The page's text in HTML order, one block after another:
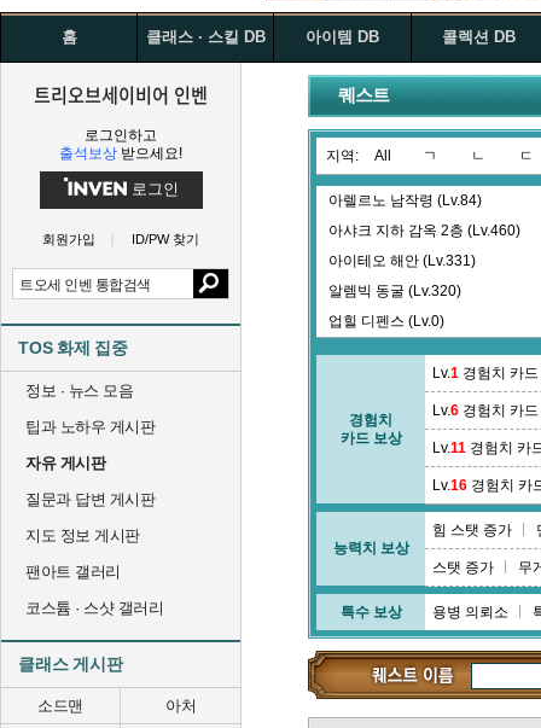
홈 클래스 · 스킬 DB 아이템 DB 콜렉션 DB
트리오브세이비어 인벤
로그인하고
출석보상 받으세요!
로그인
회원가입 ID/PW 찾기
TOS 화제 집중
정보 · 뉴스 모음
팁과 노하우 게시판
자유 게시판
질문과 답변 게시판
지도 정보 게시판
팬아트 갤러리
코스튬 · 스샷 갤러리
클래스 게시판
소드맨
아처
퀘스트
지역: All ㄱ ㄴ ㄷ
아렐르노 남작령 (Lv.84)
아샤크 지하 감옥 2층 (Lv.460)
아이테오 해안 (Lv.331)
알렘빅 동굴 (Lv.320)
업힐 디펜스 (Lv.0)
에페로타오 해안 (Lv.335)
여신상 수호 (Lv.0)
오르샤 (Lv.0)
왕릉 2층 (Lv.84)
왕릉 5층 (Lv.93)
왕릉 미션 (Lv.0)
외성벽 제 11구역 (Lv.391)
외성벽 제 15구역 (Lv.404)
요나엘 기념구 (Lv.295)
은둔자의 통로 (Lv.0)
이브레 고원 (Lv.238)
이졸라챠 고원 (Lv.351)
경험치
카드 보상
Lv.1 경험치 카드
Lv.6 경험치 카드
Lv.11 경험치 카
Lv.16 경험치 카
능력치 보상
힘 스탯 증가
스탯 증가 무
특수 보상 용병 의뢰소